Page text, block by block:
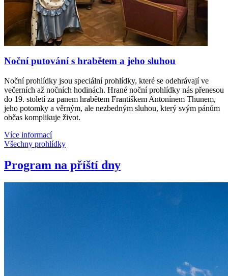
Noční putování s hrabětem a jeho sluhou
Noční prohlídky jsou speciální prohlídky, které se odehrávají ve
večerních až nočních hodinách. Hrané noční prohlídky nás přenesou
do 19. století za panem hrabětem Františkem Antonínem Thunem,
jeho potomky a věrným, ale nezbedným sluhou, který svým pánům
občas komplikuje život.
Více informací
Všechny prohlídky
Program na příští dny